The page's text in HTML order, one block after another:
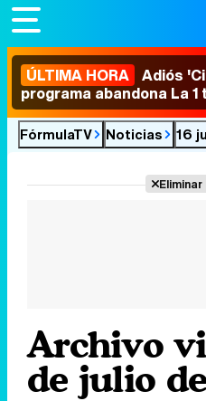
ÚLTIMA HORA Adiós
programa abandona La
FórmulaTV Noticias 16
Eliminar
Archivo
de julio